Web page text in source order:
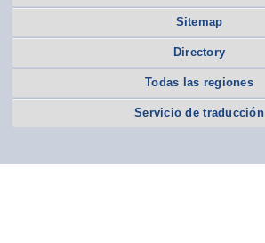
Sitemap
Directory
Todas las regiones
Servicio de traducción